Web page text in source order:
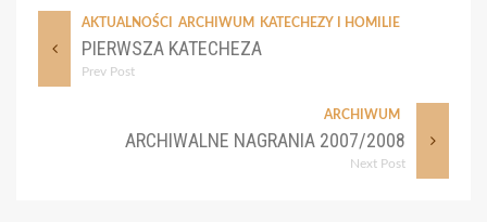
AKTUALNOŚCI ARCHIWUM KATECHEZY I HOMILIE
PIERWSZA KATECHEZA
Prev Post
ARCHIWUM
ARCHIWALNE NAGRANIA 2007/2008
Next Post